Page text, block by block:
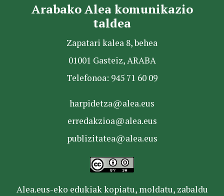
Arabako Alea komunikazio
taldea
Zapatari kalea 8, behea
01001 Gasteiz, ARABA
Telefonoa: 945 71 60 09
harpidetza@alea.eus
erredakzioa@alea.eus
publizitatea@alea.eus
Alea.eus-eko edukiak kopiatu, moldatu, zabaldu